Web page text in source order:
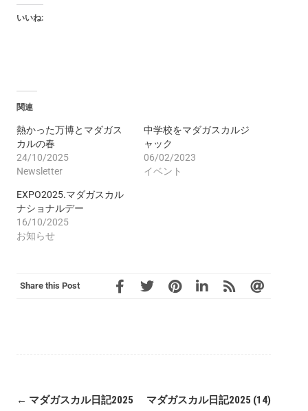
いいね:
関連
熱かった万博とマダガス
カルの春
24/10/2025
Newsletter
中学校をマダガスカルジ
ャック
06/02/2023
イベント
EXPO2025.マダガスカル
ナショナルデー
16/10/2025
お知らせ
Share this Post
← マダガスカル日記2025
マダガスカル日記2025 (14)